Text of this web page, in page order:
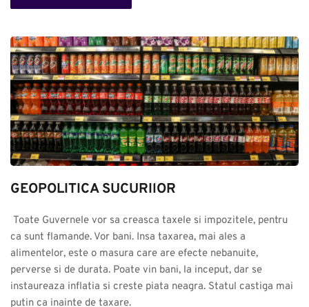
GEOPOLITICA SUCURIlOR
ca sunt flamande. Vor bani. Insa taxarea, mai ales a
alimentelor, este o masura care are efecte nebanuite,
perverse si de durata. Poate vin bani, la inceput, dar se
instaureaza inflatia si creste piata neagra. Statul castiga mai
putin ca inainte de taxare.